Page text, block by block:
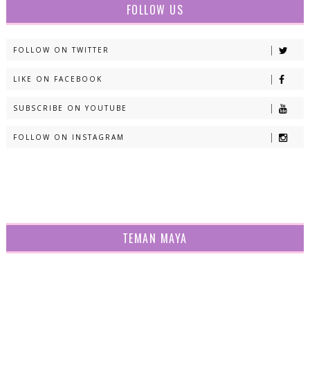
FOLLOW US
FOLLOW ON TWITTER
LIKE ON FACEBOOK
SUBSCRIBE ON YOUTUBE
FOLLOW ON INSTAGRAM
TEMAN MAYA